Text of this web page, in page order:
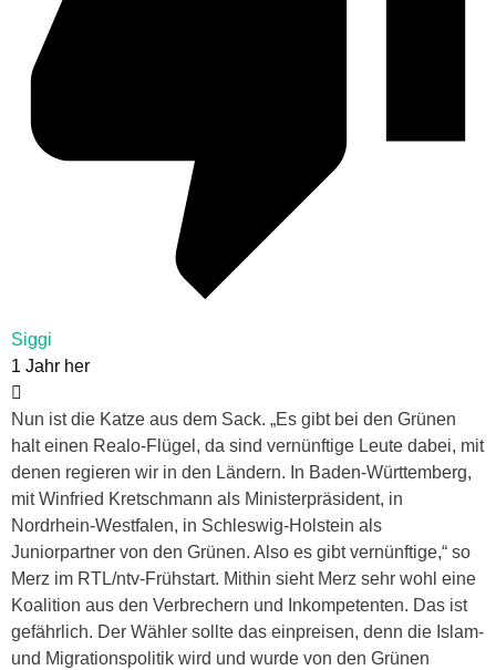
Siggi
1 Jahr her
Nun ist die Katze aus dem Sack. „Es gibt bei den Grünen
halt einen Realo-Flügel, da sind vernünftige Leute dabei, mit
denen regieren wir in den Ländern. In Baden-Württemberg,
mit Winfried Kretschmann als Ministerpräsident, in
Nordrhein-Westfalen, in Schleswig-Holstein als
Juniorpartner von den Grünen. Also es gibt vernünftige,“ so
Merz im RTL/ntv-Frühstart. Mithin sieht Merz sehr wohl eine
Koalition aus den Verbrechern und Inkompetenten. Das ist
gefährlich. Der Wähler sollte das einpreisen, denn die Islam-
und Migrationspolitik wird und wurde von den Grünen